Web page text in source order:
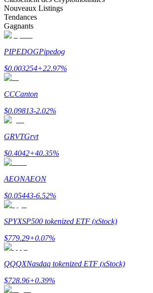
Gagner
Cochon de puissance
Des rendements élevés et un accès
Nouveaux Listings
Tendances
Gagnants
PIPEDOGPipedog
$0.003254+22.97%
CCCanton
$0.09813-2.02%
GRVTGrvt
$0.4042+40.35%
AEONAEON
$0.05443-6.52%
SPYXSP500 tokenized ETF (xStock)
$779.29+0.07%
QQQXNasdaq tokenized ETF (xStock)
$728.96+0.39%